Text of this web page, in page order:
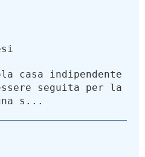
casa indipendente
seguita per la
s...